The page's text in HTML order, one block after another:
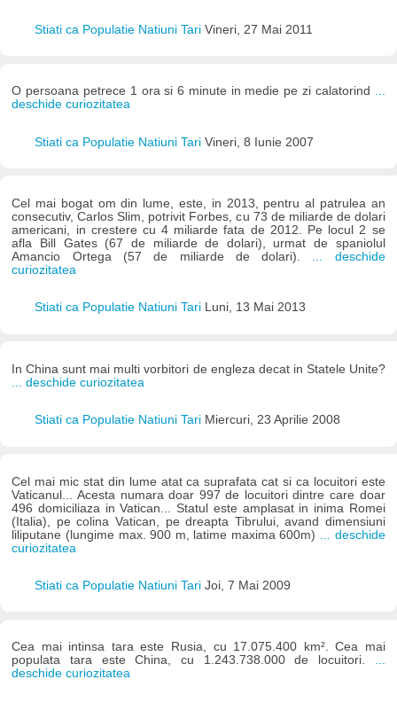
Stiati ca Populatie Natiuni Tari Vineri, 27 Mai 2011
O persoana petrece 1 ora si 6 minute in medie pe zi calatorind ...
deschide curiozitatea
Stiati ca Populatie Natiuni Tari Vineri, 8 Iunie 2007
Cel mai bogat om din lume, este, in 2013, pentru al patrulea an
consecutiv, Carlos Slim, potrivit Forbes, cu 73 de miliarde de dolari
americani, in crestere cu 4 miliarde fata de 2012. Pe locul 2 se
afla Bill Gates (67 de miliarde de dolari), urmat de spaniolul
Amancio Ortega (57 de miliarde de dolari). ... deschide
curiozitatea
Stiati ca Populatie Natiuni Tari Luni, 13 Mai 2013
In China sunt mai multi vorbitori de engleza decat in Statele Unite?
... deschide curiozitatea
Stiati ca Populatie Natiuni Tari Miercuri, 23 Aprilie 2008
Cel mai mic stat din lume atat ca suprafata cat si ca locuitori este
Vaticanul... Acesta numara doar 997 de locuitori dintre care doar
496 domiciliaza in Vatican... Statul este amplasat in inima Romei
(Italia), pe colina Vatican, pe dreapta Tibrului, avand dimensiuni
liliputane (lungime max. 900 m, latime maxima 600m)
... deschide
curiozitatea
Stiati ca Populatie Natiuni Tari Joi, 7 Mai 2009
Cea mai intinsa tara este Rusia, cu 17.075.400 km². Cea mai
populata tara este China, cu 1.243.738.000 de locuitori. ...
deschide curiozitatea